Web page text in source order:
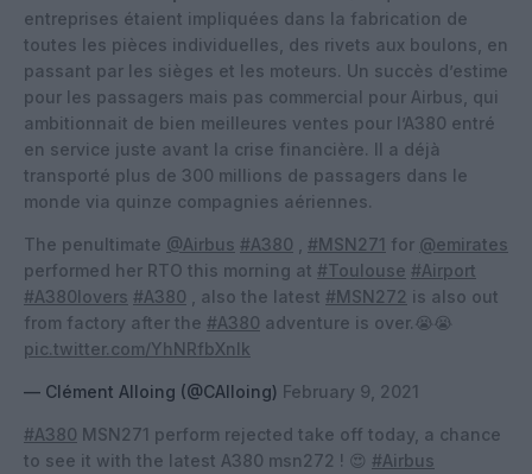
entreprises étaient impliquées dans la fabrication de
toutes les pièces individuelles, des rivets aux boulons, en
passant par les sièges et les moteurs. Un succès d’estime
pour les passagers mais pas commercial pour Airbus, qui
ambitionnait de bien meilleures ventes pour l’A380 entré
en service juste avant la crise financière. Il a déjà
transporté plus de 300 millions de passagers dans le
monde via quinze compagnies aériennes.
The penultimate @Airbus #A380 #MSN271 for @emirates
performed her RTO this morning at #Toulouse #Airport
#A380lovers #A380 , also the latest #MSN272 is also out
from factory after the #A380 adventure is over.😭😭
pic.twitter.com/YhNRfbXnlk
— Clément Alloing (@CAlloing) February 9, 2021
#A380 MSN271 perform rejected take off today, a chance
to see it with the latest A380 msn272 ! 😍 #Airbus